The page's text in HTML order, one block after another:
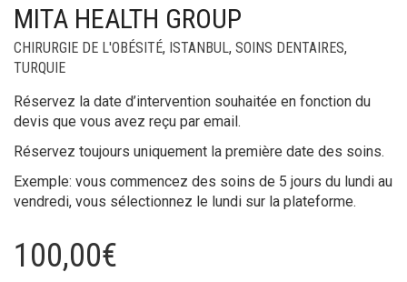
MITA HEALTH GROUP
CHIRURGIE DE L'OBÉSITÉ, ISTANBUL, SOINS DENTAIRES,
TURQUIE
Réservez la date d’intervention souhaitée en fonction du
devis que vous avez reçu par email.
Réservez toujours uniquement la première date des soins.
Exemple: vous commencez des soins de 5 jours du lundi au
vendredi, vous sélectionnez le lundi sur la plateforme.
100,00€